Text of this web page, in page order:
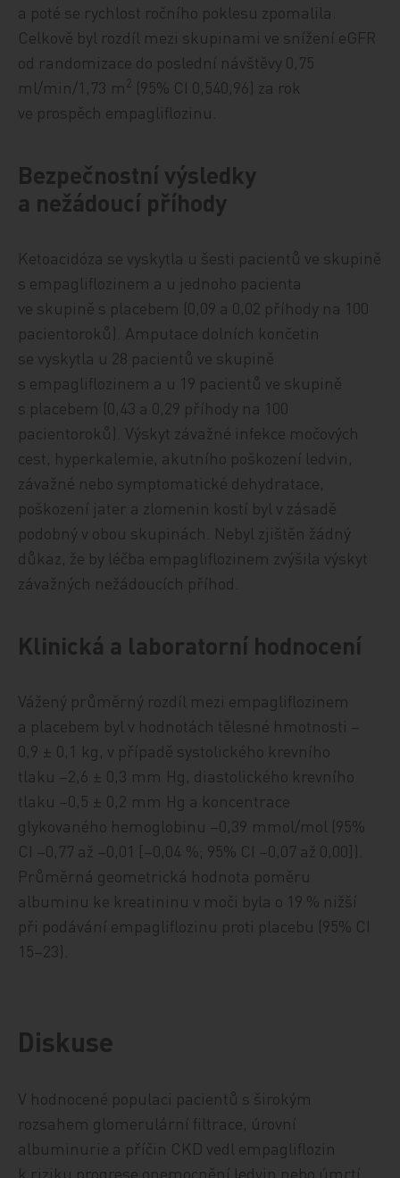
a poté se rychlost ročního poklesu zpomalila.
Celkově byl rozdíl mezi skupinami ve snížení eGFR
od randomizace do poslední návštěvy 0,75
ml/min/1,73 m 2 (95% CI 0,540,96) za rok
ve prospěch empagliflozinu.
Bezpečnostní výsledky
a nežádoucí příhody
Ketoacidóza se vyskytla u šesti pacientů ve skupině
s empa­gli­flo­zi­nem a u jednoho pacienta
ve skupině s placebem (0,09 a 0,02 příhody na 100
pacientoroků). Amputace dolních končetin
se vyskytla u 28 pacientů ve skupině
s empagliflozinem a u 19 pacientů ve skupině
s placebem (0,43 a 0,29 příhody na 100
pacientoroků). Výskyt závažné infekce močových
cest, hyperkalemie, akutního poškození ledvin,
závažné nebo symptomatické dehydratace,
poškození jater a zlomenin kostí byl v zásadě
podobný v obou skupinách. Nebyl zjištěn žádný
důkaz, že by léčba empagliflozinem zvýšila výskyt
závažných nežádoucích příhod.
Klinická a laboratorní hodnocení
Vážený průměrný rozdíl mezi empagliflozinem
a placebem byl v hodnotách tělesné hmotnosti –
0,9 ± 0,1 kg, v případě systolického krevního
tlaku –2,6 ± 0,3 mm Hg, diastolického krevního
tlaku –0,5 ± 0,2 mm Hg a koncentrace
glykovaného hemoglobinu –0,39 mmol/mol (95%
CI –0,77 až –0,01 [–0,04 %; 95% CI –0,07 až 0,00]).
Průměrná geometrická hodnota poměru
albuminu ke kreatininu v moči byla o 19 % nižší
při podávání empagliflozinu proti placebu (95% CI
15–23).
Diskuse
V hodnocené populaci pacientů s širokým
rozsahem glomerulární filtrace, úrovní
albuminurie a příčin CKD vedl empagliflozin
k riziku progrese onemocnění ledvin nebo úmrtí